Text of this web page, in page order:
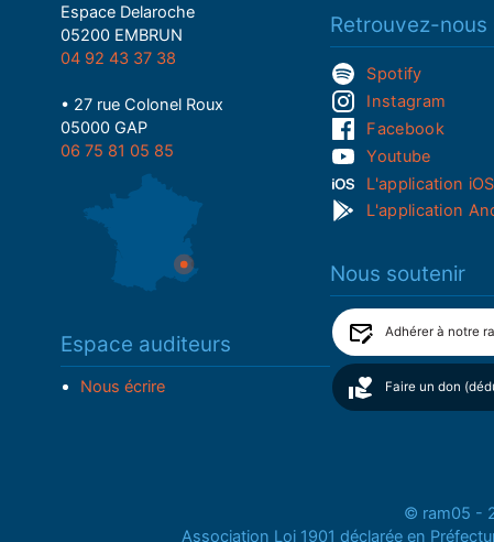
Espace Delaroche
05200 EMBRUN
04 92 43 37 38
• 27 rue Colonel Roux
05000 GAP
06 75 81 05 85
Espace auditeurs
Nous écrire
Retrouvez-nous
Spotify
Instagram
Facebook
Youtube
L'application iOS
L'application
Nous soutenir
Adhérer à notre
Faire un don
© ram05 -
Association Loi 1901 déclarée en